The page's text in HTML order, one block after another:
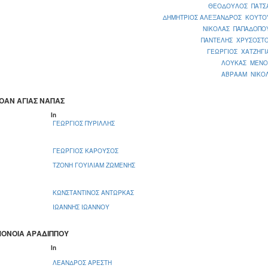
ΘΕΟΔΟΥΛΟΣ
ΔΗΜΗΤΡΙΟΣ ΑΛΕΞΑΝΔΡΟΣ
ΝΙΚΟΛΑΣ
ΠΑΝΤΕΛΗΣ
ΓΕΩΡΓΙΟΣ
ΛΟΥΚΑΣ
ΑΒΡΑΑΜ
ΑΓΙΑΣ ΝΑΠΑΣ
In
ΓΕΩΡΓΙΟΣ ΠΥΡΙΛΛΗΣ
ΓΕΩΡΓΙΟΣ ΚΑΡΟΥΣΟΣ
ΤΖΟΝΗ ΓΟΥΙΛΙΑΜ ΖΩΜΕΝΗΣ
ΚΩΝΣΤΑΝΤΙΝΟΣ ΑΝΤΩΡΚΑΣ
ΙΩΑΝΝΗΣ ΙΩΑΝΝΟΥ
ΑΡΑΔΙΠΠΟΥ
In
ΛΕΑΝΔΡΟΣ ΑΡΕΣΤΗ